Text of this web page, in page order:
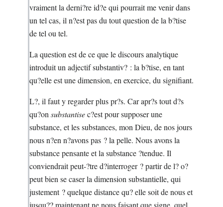
vraiment la derni?re id?e qui pourrait me venir dans
un tel cas, il n?est pas du tout question de la b?tise
de tel ou tel.
La question est de ce que le discours analytique
introduit un adjectif substantiv? : la b?tise, en tant
qu?elle est une dimension, en exercice, du signifiant.
L?, il faut y regarder plus pr?s. Car apr?s tout d?s
qu?on substantisec?est pour supposer une
substance, et les substances, mon Dieu, de nos jours
nous n?en n?avons pas ? la pelle. Nous avons la
substance pensante et la substance ?tendue. Il
conviendrait peut-?tre d?interroger ? partir de l? o?
peut bien se caser la dimension substantielle, qui
justement ? quelque distance qu? elle soit de nous et
jusqu?? maintenant ne nous faisant que signe, quel